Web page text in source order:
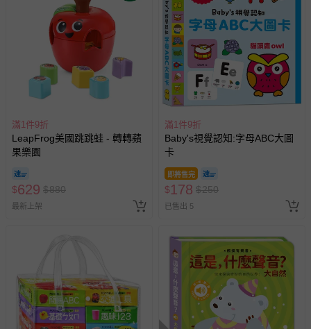
滿1件9折
LeapFrog美國跳跳蛙 - 轉轉蘋
果樂園
$629 $880
最新上架
滿1件9折
Baby's視覺認知:字母ABC大圖
卡
即將售完
$178 $250
已售出 5